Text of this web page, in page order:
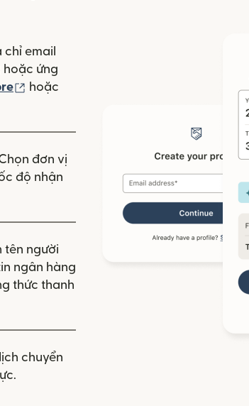
email
(mở trong cửa sổ mới)
hoặc ứng
(mở trong cửa sổ mới)
hoặc
đơn vị
độ nhận
tên người
ngân hàng
thức thanh
chuyển